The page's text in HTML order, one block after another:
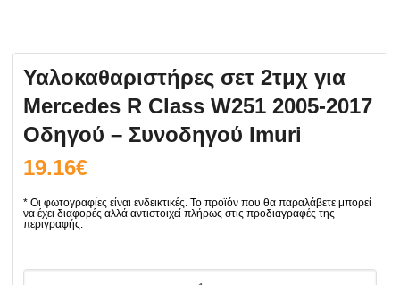
Υαλοκαθαριστήρες σετ 2τμχ για
Mercedes R Class W251 2005-2017
Οδηγού – Συνοδηγού Imuri
19.16€